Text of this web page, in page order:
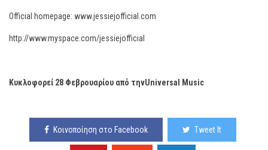
Official homepage: www.jessiejofficial.com
http://www.myspace.com/jessiejofficial
Κυκλοφορεί 28 Φεβρουαρίου από τηνUniversal Music
Κοινοποίηση στο Facebook Tweet It